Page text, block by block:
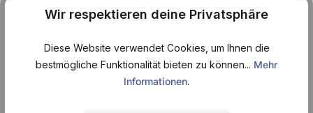
Die verbesserte Rezeptur lässt diese Coke Zero noch mehr nach
zuckerfreie Alternative. Genieße dieses einzigartige Aroma und
genieße deine Coke in der handlichen Dose jetzt immer und
Wir respektieren deine Privatsphäre
Diese Website verwendet Cookies, um Ihnen die
bestmögliche Funktionalität bieten zu können... Mehr
Informationen.